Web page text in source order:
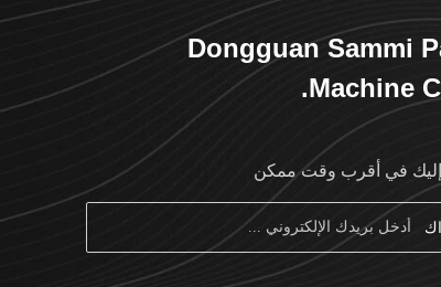
Dongguan Sammi
Machine
في أقرب وقت ممكن